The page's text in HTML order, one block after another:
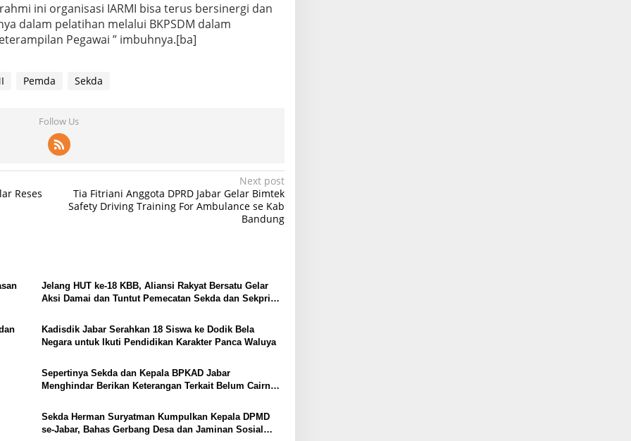
ini organisasi IARMI bisa terus bersinergi dan
dalam pelatihan melalui BKPSDM dalam
Pegawai ” imbuhnya.[ba]
Pemda Sekda
Follow Us
Reses
Next post
Tia Fitriani Anggota DPRD Jabar Gelar Bimtek
Safety Driving Training For Ambulance se Kab
Bandung
Jelang HUT ke-18 KBB, Aliansi Rakyat Bersatu Gelar
Aksi Damai dan Tuntut Pemecatan Sekda dan Sekpri
Kadisdik Jabar Serahkan 18 Siswa ke Dodik Bela
Negara untuk Ikuti Pendidikan Karakter Panca Waluya
Sepertinya Sekda dan Kepala BPKAD Jabar
Menghindar Berikan Keterangan Terkait Belum Cairnya
Sekda Herman Suryatman Kumpulkan Kepala DPMD
se-Jabar, Bahas Gerbang Desa dan Jaminan Sosial